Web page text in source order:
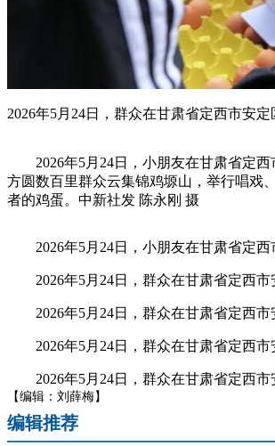
2026年5月24日，群众在甘肃省定西市安
2026年5月24日，小朋友在甘肃省定西
方圆数百里群众云集锦鸡塬山，举行唱戏
者的鸡蛋。中新社发 陈永刚 摄
2026年5月24日，小朋友在甘肃省定
2026年5月24日，群众在甘肃省定西
2026年5月24日，群众在甘肃省定西
2026年5月24日，群众在甘肃省定西
2026年5月24日，群众在甘肃省定西
【编辑：刘薛梅】
编辑推荐